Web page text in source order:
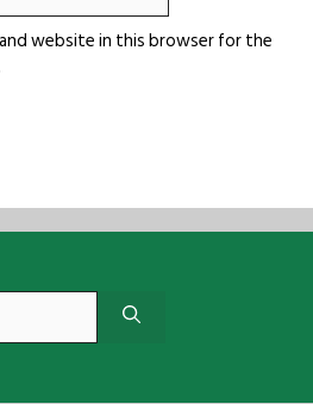
and website in this browser for the